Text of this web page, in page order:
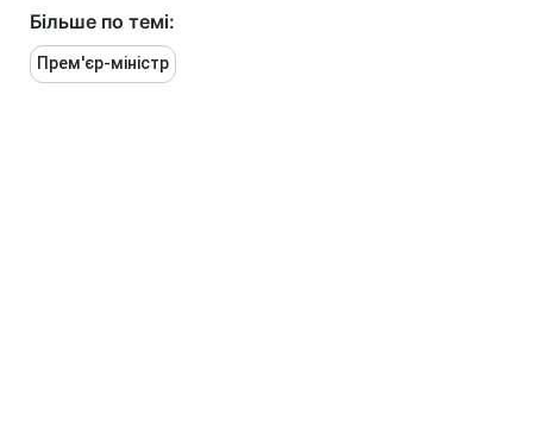
Більше по темі:
Прем'єр-міністр